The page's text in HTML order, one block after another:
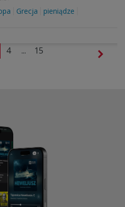
Grecja
pieniądze
4 ... 15